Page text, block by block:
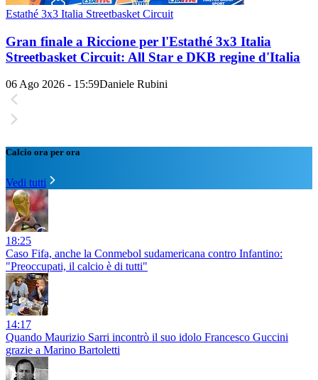
Estathé 3x3 Italia Streetbasket Circuit
Gran finale a Riccione per l'Estathé 3x3 Italia
Streetbasket Circuit: All Star e DKB regine d'Italia
06 Ago 2026 - 15:59Daniele Rubini
Calcio ora per ora
Vedi tutti
18:25
Caso Fifa, anche la Conmebol sudamericana contro Infantino:
"Preoccupati, il calcio è di tutti"
14:17
Quando Maurizio Sarri incontrò il suo idolo Francesco Guccini
grazie a Marino Bartoletti